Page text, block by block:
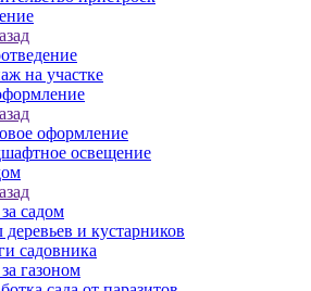
на участке
оформление
освещение
садом
и кустарников
садовника
газоном